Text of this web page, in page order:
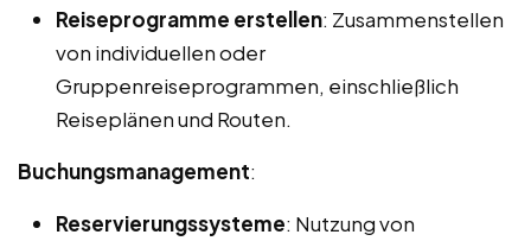
Reiseprogramme erstellen: Zusammenstellen
von individuellen oder
Gruppenreiseprogrammen, einschließlich
Reiseplänen und Routen.
Buchungsmanagement:
Reservierungssysteme: Nutzung von